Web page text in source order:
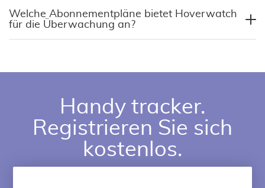
Welche Abonnementpläne bietet Hoverwatch
für die Überwachung an?
Handy tracker.
Registrieren Sie sich
kostenlos.